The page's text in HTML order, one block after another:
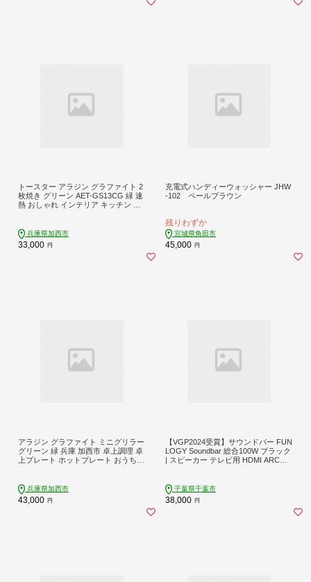
トースター アラジン グラファイト 2
枚焼き グリーン AET-GS13CG 緑 速
熱 おしゃれ インテリア キッチン 家
ー付き 温め サクサク カリカリ トー
スト
兵庫県加西市
33,000 円
充電式ハンディーウォッシャー JHW
-102 ペールブラウン
残りわずか
宮城県角田市
45,000 円
アラジン グラファイト ミニグリラー
グリーン 緑 兵庫 加西市 卓上調理 卓
上プレート ホットプレート おうち焼
しゃれ CAG-MG7A G 新生活 遠赤グ
ラファイト 調理家電
兵庫県加西市
43,000 円
【VGP2024受賞】サウンドバー FUN
LOGY Soundbar 総合100W ブラック
| スピーカー テレビ用 HDMI ARC対
TV 映画 ゲーム 家電 千葉県 千葉市
千葉県千葉市
38,000 円